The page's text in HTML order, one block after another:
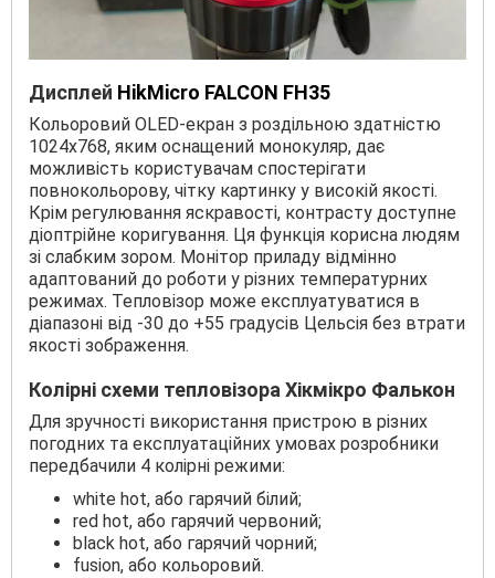
Дисплей HikMicro FALCON FH35
Кольоровий OLED-екран з роздільною здатністю
1024х768, яким оснащений монокуляр, дає
можливість користувачам спостерігати
повнокольорову, чітку картинку у високій якості.
Крім регулювання яскравості, контрасту доступне
діоптрійне коригування. Ця функція корисна людям
зі слабким зором. Монітор приладу відмінно
адаптований до роботи у різних температурних
режимах. Тепловізор може експлуатуватися в
діапазоні від -30 до +55 градусів Цельсія без втрати
якості зображення.
Колірні схеми тепловізора Хікмікро Фалькон
Для зручності використання пристрою в різних
погодних та експлуатаційних умовах розробники
передбачили 4 колірні режими:
white hot, або гарячий білий;
red hot, або гарячий червоний;
black hot, або гарячий чорний;
fusion, або кольоровий.